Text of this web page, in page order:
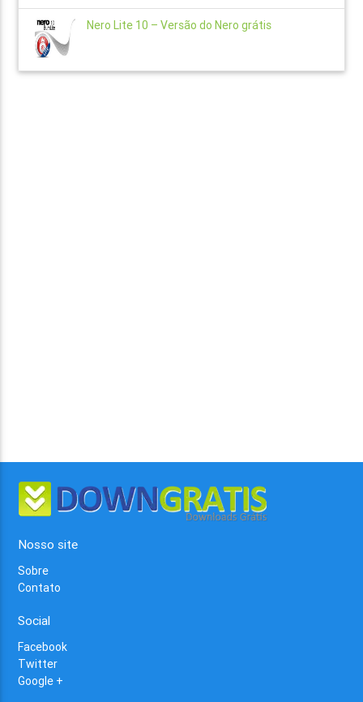
Nero Lite 10 – Versão do Nero grátis
Nosso site
Sobre
Contato
Social
Facebook
Twitter
Google +